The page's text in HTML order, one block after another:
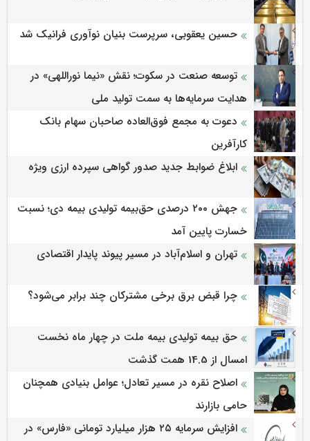
حسین یعقوبی، سرپرست بنیان نوآوری فرانیک شد
توسعه صنعت در سکوت؛ نقش «نیما نوراللهی» در
هدایت سرمایه‌ها به سمت تولید ملی
دعوت به مجمع فوق‌العاده صاحبان سهام بانک
کارآفرین
ابلاغ ضوابط جدید صدور گواهی سپرده ارزی ویژه
جهش ۲۰۰ درصدی حق‌بیمه تولیدی بیمه دی؛ نسبت
خسارت پایین آمد
تهران و اسلام‌آباد در مسیر پیوند پایدار اقتصادی
چرا قبض برق برخی مشترکان چند برابر می‌شود؟
حق بیمه تولیدی بیمه ملت در چهار ماه نخست
امسال از 14.5 همت گذشت
اصلاح نقره در مسیر تعادل؛ عوامل بنیادی همچنان
حامی بازارند
افزایش سرمایه ۲۵ هزار میلیارد تومانی «فارس» در